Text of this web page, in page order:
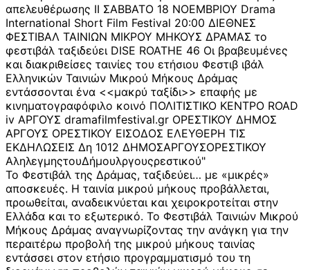
Το Φεστιβάλ της Δράμας, ταξιδεύει… με «μικρές»
αποσκευές. Η ταινία μικρού μήκους προβάλλεται,
προωθείται, αναδεικνύεται και χειροκροτείται στην
Ελλάδα και το εξωτερικό. Το Φεστιβάλ Ταινιών Μικρού
Μήκους Δράμας αναγνωρίζοντας την ανάγκη για την
περαιτέρω προβολή της μικρού μήκους ταινίας
εντάσσει στον ετήσιο προγραμματισμό του τη